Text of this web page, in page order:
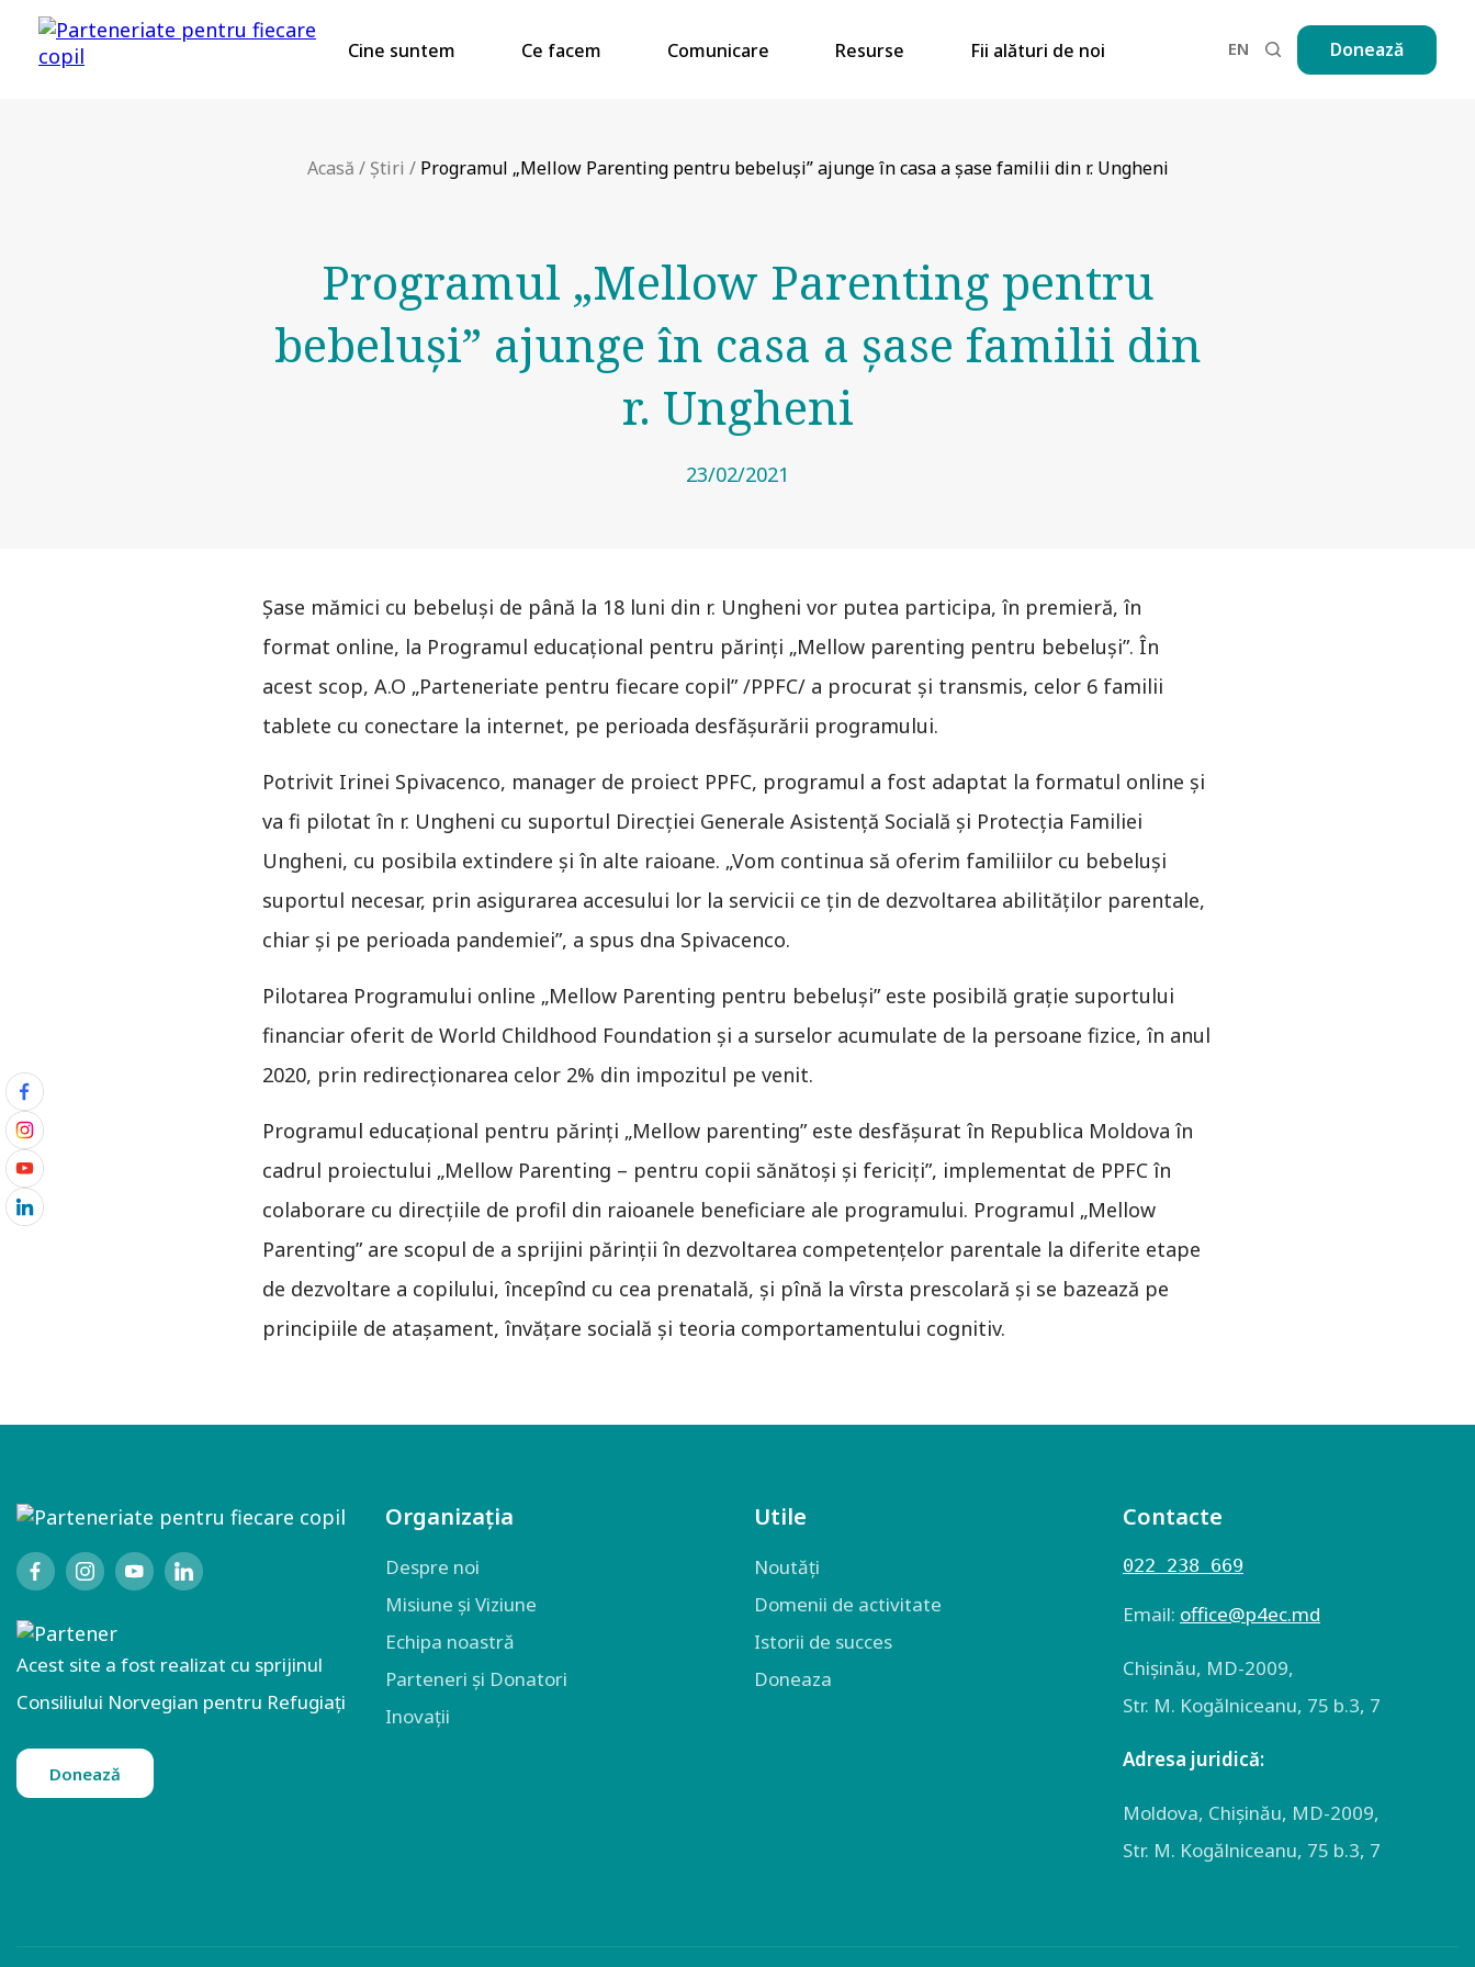
Cine suntem Ce facem Comunicare Resurse Fii alături de noi EN Donează
Acasă / Știri / Programul „Mellow Parenting pentru bebeluşi” ajunge în casa a şase familii din r. Ungheni
Programul „Mellow Parenting pentru
bebeluşi” ajunge în casa a şase familii din
r. Ungheni
23/02/2021
Şase mămici cu bebeluşi de până la 18 luni din r. Ungheni vor putea participa, în premieră, în
format online, la Programul educaţional pentru părinţi „Mellow parenting pentru bebeluşi”. În
acest scop, A.O „Parteneriate pentru fiecare copil” /PPFC/ a procurat şi transmis, celor 6 familii
tablete cu conectare la internet, pe perioada desfăşurării programului.
Potrivit Irinei Spivacenco, manager de proiect PPFC, programul a fost adaptat la formatul online şi
va fi pilotat în r. Ungheni cu suportul Direcţiei Generale Asistenţă Socială şi Protecţia Familiei
Ungheni, cu posibila extindere şi în alte raioane. „Vom continua să oferim familiilor cu bebeluşi
suportul necesar, prin asigurarea accesului lor la servicii ce ţin de dezvoltarea abilităților parentale,
chiar şi pe perioada pandemiei”, a spus dna Spivacenco.
Pilotarea Programului online „Mellow Parenting pentru bebeluşi” este posibilă graţie suportului
financiar oferit de World Childhood Foundation şi a surselor acumulate de la persoane fizice, în anul
2020, prin redirecţionarea celor 2% din impozitul pe venit.
Programul educaţional pentru părinţi „Mellow parenting” este desfăşurat în Republica Moldova în
cadrul proiectului „Mellow Parenting – pentru copii sănătoşi şi fericiţi”, implementat de PPFC în
colaborare cu direcţiile de profil din raioanele beneficiare ale programului. Programul „Mellow
Parenting” are scopul de a sprijini părinții în dezvoltarea competențelor parentale la diferite etape
de dezvoltare a copilului, începînd cu cea prenatală, şi pînă la vîrsta prescolară şi se bazează pe
principiile de atașament, învăţare socială și teoria comportamentului cognitiv.
Acest site a fost realizat cu sprijinul
Consiliului Norvegian pentru Refugiați
Donează
Organizația
Despre noi
Misiune și Viziune
Echipa noastră
Parteneri și Donatori
Inovații
Utile
Noutăți
Domenii de activitate
Istorii de succes
Doneaza
Contacte
022 238 669
Email: оffice@p4ec.md
Chişinău, MD-2009,
Str. M. Kogălniceanu, 75 b.3, 7
Adresa juridică:
Moldova, Chişinău, MD-2009,
Str. M. Kogălniceanu, 75 b.3, 7